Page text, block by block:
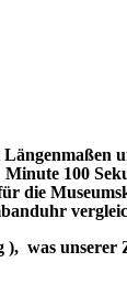
100
die
was